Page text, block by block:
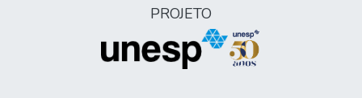
PROJETO